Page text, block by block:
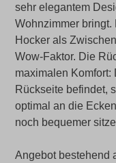
sehr elegantem
Wohnzimmer
Hocker als
Wow-Faktor. Die
maximalen
Rückseite befindet,
optimal an die
noch bequemer
Angebot bestehend